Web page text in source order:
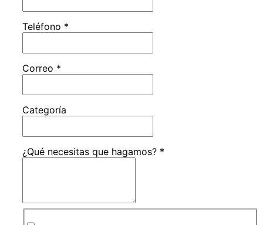
Teléfono *
Correo *
Categoría
¿Qué necesitas que hagamos? *